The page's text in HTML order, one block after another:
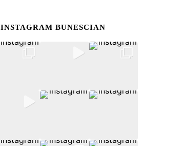
INSTAGRAM BUNESCIAN